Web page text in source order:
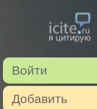
Войти
Добавить